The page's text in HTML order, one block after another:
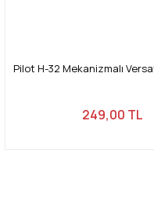
Pilot H-32 Mekanizmalı
249,00 TL